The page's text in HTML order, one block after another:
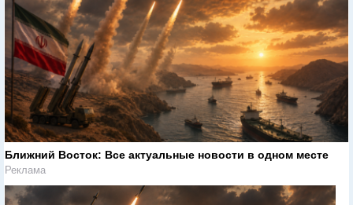
Ближний Восток: Все актуальные новости в одном месте
Реклама